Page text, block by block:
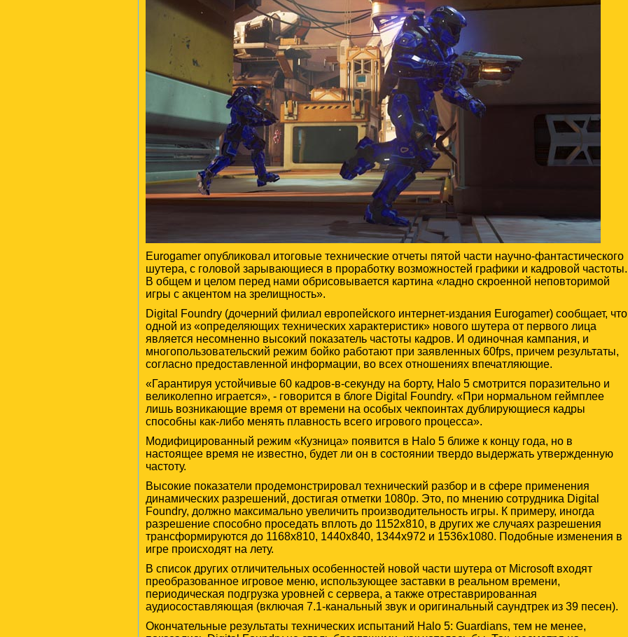
Eurogamer опубликовал итоговые технические отчеты пятой части научно-фантастического
шутера, с головой зарывающиеся в проработку возможностей графики и кадровой частоты.
В общем и целом перед нами обрисовывается картина «ладно скроенной неповторимой
игры с акцентом на зрелищность».
Digital Foundry (дочерний филиал европейского интернет-издания Eurogamer) сообщает, что
одной из «определяющих технических характеристик» нового шутера от первого лица
является несомненно высокий показатель частоты кадров. И одиночная кампания, и
многопользовательский режим бойко работают при заявленных 60fps, причем результаты,
согласно предоставленной информации, во всех отношениях впечатляющие.
«Гарантируя устойчивые 60 кадров-в-секунду на борту, Halo 5 смотрится поразительно и
великолепно играется», - говорится в блоге Digital Foundry. «При нормальном геймплее
лишь возникающие время от времени на особых чекпоинтах дублирующиеся кадры
способны как-либо менять плавность всего игрового процесса».
Модифицированный режим «Кузница» появится в Halo 5 ближе к концу года, но в
настоящее время не известно, будет ли он в состоянии твердо выдержать утвержденную
частоту.
Высокие показатели продемонстрировал технический разбор и в сфере применения
динамических разрешений, достигая отметки 1080p. Это, по мнению сотрудника Digital
Foundry, должно максимально увеличить производительность игры. К примеру, иногда
разрешение способно проседать вплоть до 1152х810, в других же случаях разрешения
трансформируются до 1168х810, 1440х840, 1344х972 и 1536х1080. Подобные изменения в
игре происходят на лету.
В список других отличительных особенностей новой части шутера от Microsoft входят
преобразованное игровое меню, использующее заставки в реальном времени,
периодическая подгрузка уровней с сервера, а также отреставрированная
аудиосоставляющая (включая 7.1-канальный звук и оригинальный саундтрек из 39 песен).
Окончательные результаты технических испытаний Halo 5: Guardians, тем не менее,